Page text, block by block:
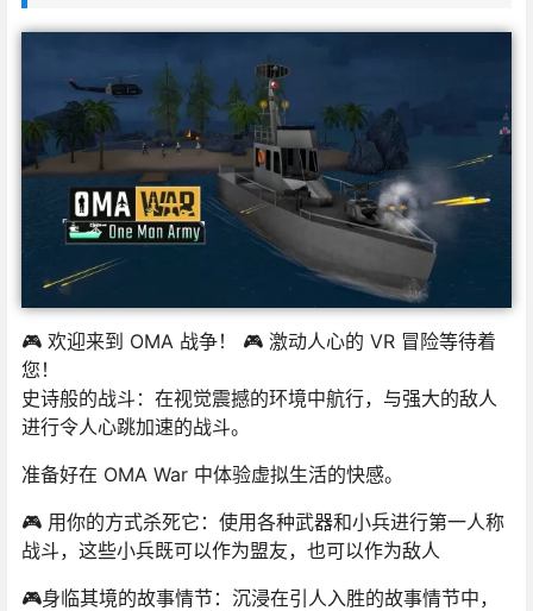
🎮 欢迎来到 OMA 战争！ 🎮 激动人心的 VR 冒险等待着
您！
史诗般的战斗：在视觉震撼的环境中航行，与强大的敌人
进行令人心跳加速的战斗。
准备好在 OMA War 中体验虚拟生活的快感。
🎮 用你的方式杀死它：使用各种武器和小兵进行第一人称
战斗，这些小兵既可以作为盟友，也可以作为敌人
🎮身临其境的故事情节：沉浸在引人入胜的故事情节中，